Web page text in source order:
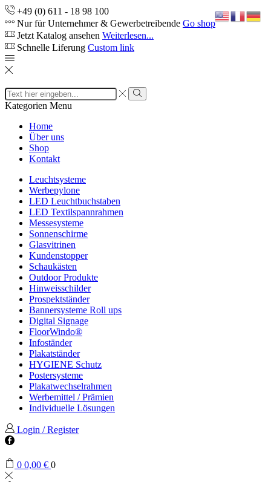
+49 (0) 611 - 18 98 100
Nur für Unternehmer & Gewerbetreibende Go shop
Jetzt Katalog ansehen Weiterlesen...
Schnelle Liferung Custom link
Search
input
Search
Kategorien Menu
Home
Über uns
Shop
Kontakt
Leuchtsysteme
Werbepylone
LED Leuchtbuchstaben
LED Textilspannrahmen
Messesysteme
Sonnenschirme
Glasvitrinen
Kundenstopper
Schaukästen
Outdoor Produkte
Hinweisschilder
Prospektständer
Bannersysteme Roll ups
Digital Signage
FloorWindo®
Infoständer
Plakatständer
HYGIENE Schutz
Postersysteme
Plakatwechselrahmen
Werbemittel / Prämien
Individuelle Lösungen
Login / Register
Facebook
0 0,00 € 0